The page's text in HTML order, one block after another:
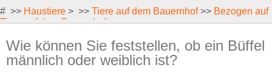
Reptilien, Nagetiere Und Kleintiere
# >> Haustiere > >> Tiere auf dem Bauernhof>> Bezogen auf
Tiere auf dem Bauernhof
Wie können Sie feststellen, ob ein Büffel
männlich oder weiblich ist?